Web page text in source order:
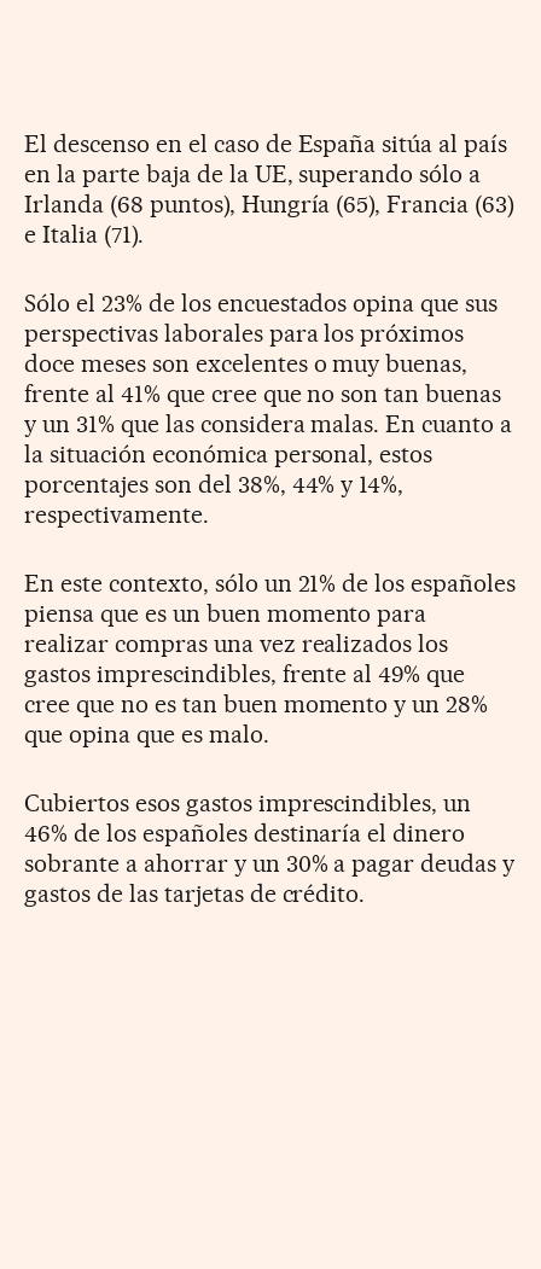
El descenso en el caso de España sitúa al país
en la parte baja de la UE, superando sólo a
Irlanda (68 puntos), Hungría (65), Francia (63)
e Italia (71).
Sólo el 23% de los encuestados opina que sus
perspectivas laborales para los próximos
doce meses son excelentes o muy buenas,
frente al 41% que cree que no son tan buenas
y un 31% que las considera malas. En cuanto a
la situación económica personal, estos
porcentajes son del 38%, 44% y 14%,
respectivamente.
En este contexto, sólo un 21% de los españoles
piensa que es un buen momento para
realizar compras una vez realizados los
gastos imprescindibles, frente al 49% que
cree que no es tan buen momento y un 28%
que opina que es malo.
Cubiertos esos gastos imprescindibles, un
46% de los españoles destinaría el dinero
sobrante a ahorrar y un 30% a pagar deudas y
gastos de las tarjetas de crédito.